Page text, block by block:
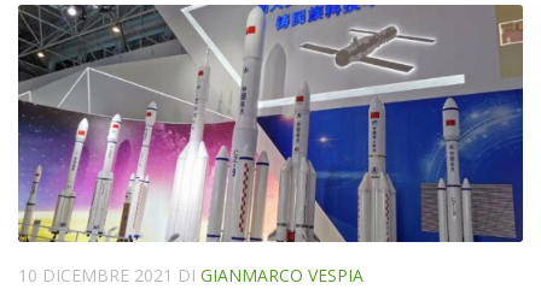
10 DICEMBRE 2021 DI GIANMARCO VESPIA